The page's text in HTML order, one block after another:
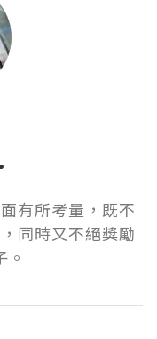
有所考量，既不
同時又不絕獎勵